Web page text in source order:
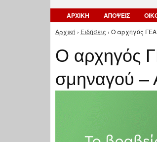
ΑΡΧΙΚΗ ΑΠΟΨΕΙΣ
Είστε εδώ
Αρχική › Ειδήσεις › Ο αρχηγός ΓΕΑ
Ο αρχηγός
σμηναγού –